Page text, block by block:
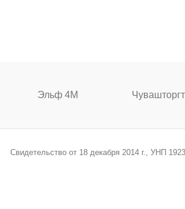
Эльф 4М
Свидетельство от 18 декабря 2014 г., УНП